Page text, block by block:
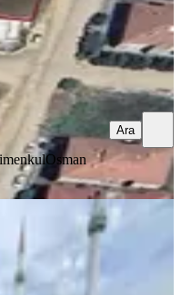
Osman
Ara
Vega Avmye
Hazır)
Mahallesi